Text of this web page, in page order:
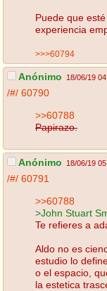
Puede que
experiencia
>>>60794
Anónimo 18/06/19
/#/ 60790
>>60788
Papirazo.
Anónimo 18/06/19
/#/ 60791
>>60788
>John Stuart
Te refieres a
Aldo no es
estudio lo
o el espacio,
la estetica